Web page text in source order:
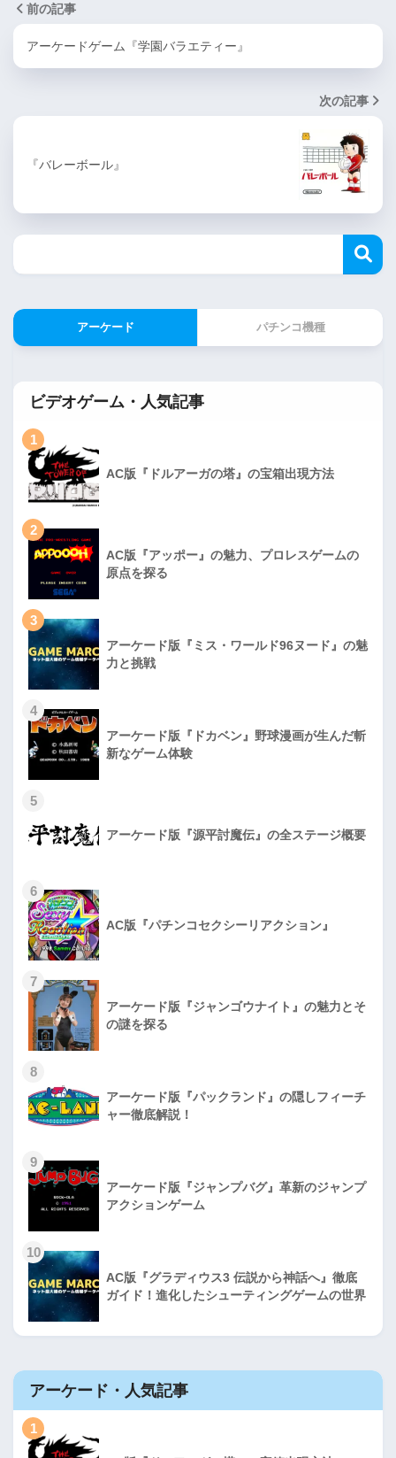
前の記事
アーケードゲーム『学園バラエティー』
次の記事
『バレーボール』
アーケード パチンコ機種
ビデオゲーム・人気記事
1
AC版『ドルアーガの塔』の宝箱出現方法
2
AC版『アッポー』の魅力、プロレスゲームの
原点を探る
3
アーケード版『ミス・ワールド96ヌード』の魅
力と挑戦
4
アーケード版『ドカベン』野球漫画が生んだ斬
新なゲーム体験
5
アーケード版『源平討魔伝』の全ステージ概要
6
AC版『パチンコセクシーリアクション』
7
アーケード版『ジャンゴウナイト』の魅力とそ
の謎を探る
8
アーケード版『パックランド』の隠しフィーチ
ャー徹底解説！
9
アーケード版『ジャンプバグ』革新のジャンプ
アクションゲーム
10
AC版『グラディウス3 伝説から神話へ』徹底
ガイド！進化したシューティングゲームの世界
アーケード・人気記事
1